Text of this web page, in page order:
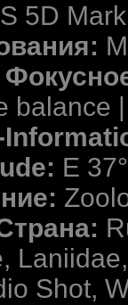
5D
balance
E
Shot,